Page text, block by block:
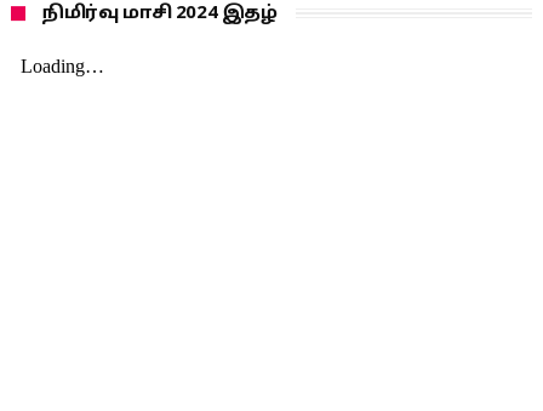
நிமிர்வு மாசி 2024 இதழ்